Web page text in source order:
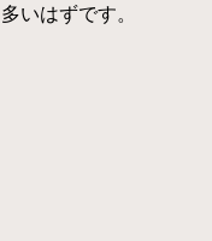
いはずです。